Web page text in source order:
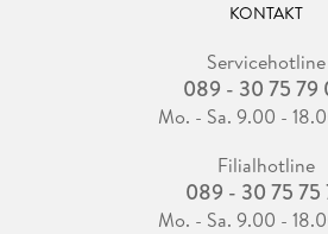
KONTAKT
Servicehotline
089 - 30 75 79
Mo. - Sa. 9.00 -
Filialhotline
089 - 30 75 75
Mo. - Sa. 9.00 -